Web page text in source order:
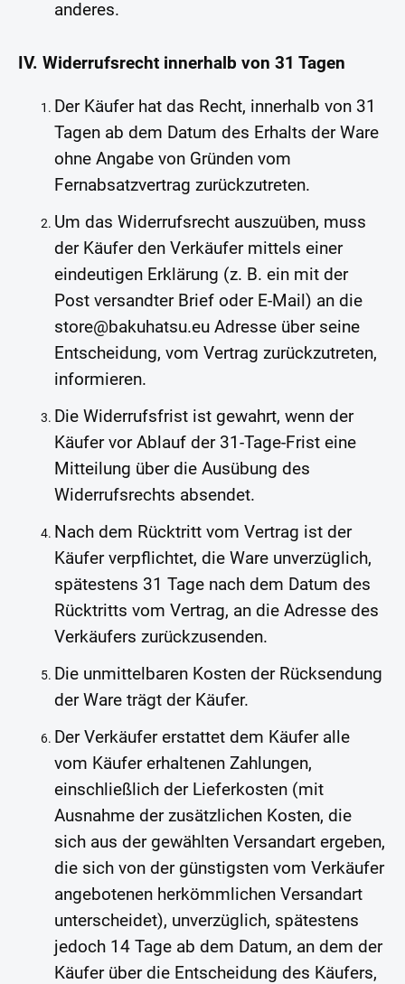
anderes.
IV. Widerrufsrecht innerhalb von 31 Tagen
Der Käufer hat das Recht, innerhalb von 31
Tagen ab dem Datum des Erhalts der Ware
ohne Angabe von Gründen vom
Fernabsatzvertrag zurückzutreten.
Um das Widerrufsrecht auszuüben, muss
der Käufer den Verkäufer mittels einer
eindeutigen Erklärung (z. B. ein mit der
Post versandter Brief oder E-Mail) an die
store@bakuhatsu.eu Adresse über seine
Entscheidung, vom Vertrag zurückzutreten,
informieren.
Die Widerrufsfrist ist gewahrt, wenn der
Käufer vor Ablauf der 31-Tage-Frist eine
Mitteilung über die Ausübung des
Widerrufsrechts absendet.
Nach dem Rücktritt vom Vertrag ist der
Käufer verpflichtet, die Ware unverzüglich,
spätestens 31 Tage nach dem Datum des
Rücktritts vom Vertrag, an die Adresse des
Verkäufers zurückzusenden.
Die unmittelbaren Kosten der Rücksendung
der Ware trägt der Käufer.
Der Verkäufer erstattet dem Käufer alle
vom Käufer erhaltenen Zahlungen,
einschließlich der Lieferkosten (mit
Ausnahme der zusätzlichen Kosten, die
sich aus der gewählten Versandart ergeben,
die sich von der günstigsten vom Verkäufer
angebotenen herkömmlichen Versandart
unterscheidet), unverzüglich, spätestens
jedoch 14 Tage ab dem Datum, an dem der
Käufer über die Entscheidung des Käufers,